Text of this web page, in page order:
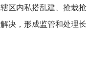
区内私搭乱建、抢栽抢
决，形成监管和处理长